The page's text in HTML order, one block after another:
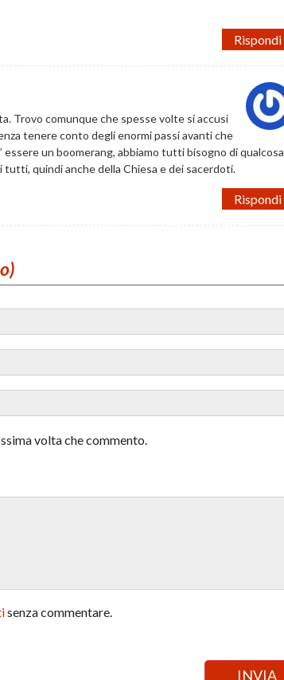
Rispondi
Trovo comunque che spesse volte si accusi
tenere conto degli enormi passi avanti che
un boomerang, abbiamo tutti bisogno di qualcosa
quindi anche della Chiesa e dei sacerdoti.
Rispondi
volta che commento.
senza commentare.